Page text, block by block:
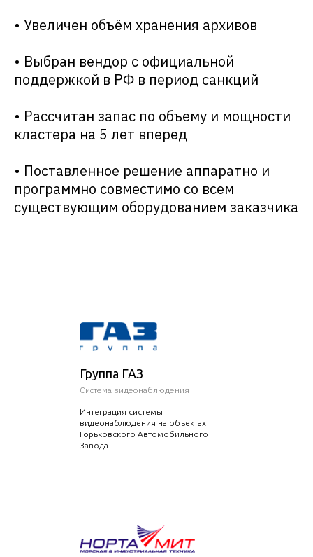
• Увеличен объём хранения архивов
• Выбран вендор с официальной
поддержкой в РФ в период санкций
• Рассчитан запас по объему и мощности
кластера на 5 лет вперед
• Поставленное решение аппаратно и
программно совместимо со всем
существующим оборудованием заказчика
Группа ГАЗ
Система видеонаблюдения
Интеграция системы
видеонаблюдения на объектах
Горьковского Автомобильного
Завода